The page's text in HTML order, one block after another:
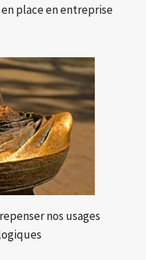
place en entreprise
nos usages